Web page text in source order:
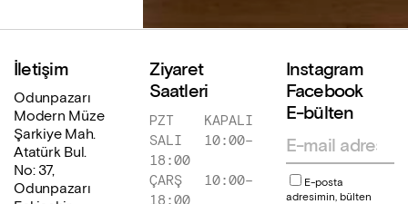
İletişim
Odunpazarı
Modern Müze
Şarkiye Mah.
Atatürk Bul.
No: 37,
Odunpazarı
Ziyaret
Saatleri
PZT
KAPALI
SALI
10:00–
18:00
ÇARŞ
10:00–
Instagram
Facebook
E-bülten
E-posta
adresimin, bülten